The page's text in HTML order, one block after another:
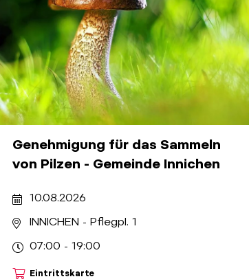
Genehmigung für das Sammeln
von Pilzen - Gemeinde Innichen
10.08.2026
INNICHEN - Pflegpl. 1
07:00 - 19:00
Eintrittskarte